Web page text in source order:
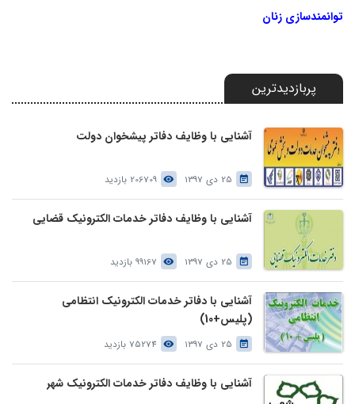
توانمندسازی زنان
پربازدیدترین
آشنایی با وظایف دفاتر پیشخوان دولت
25 دی 1397 206709 بازدید
آشنایی با وظایف دفاتر خدمات الکترونیک قضایی
25 دی 1397 99167 بازدید
آشنایی با دفاتر خدمات الکترونیک انتظامی
(پلیس+10)
25 دی 1397 75274 بازدید
آشنایی با وظایف دفاتر خدمات الکترونیک شهر